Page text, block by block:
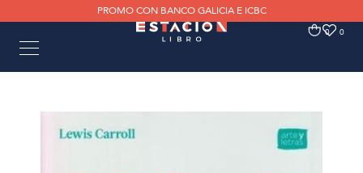
PROMO CON BANCO GALICIA E ICBC
0 0